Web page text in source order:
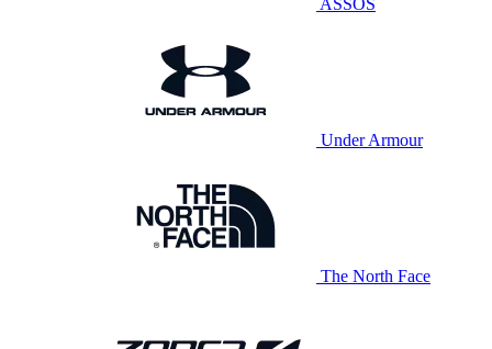
ASSOS
Under Armour
The North Face